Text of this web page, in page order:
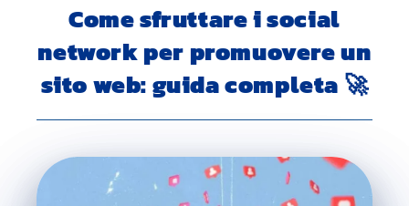
Come sfruttare i social
network per promuovere un
sito web: guida completa 🚀